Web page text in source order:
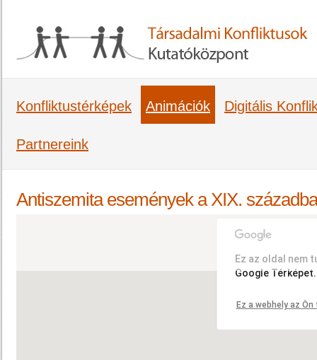
Konfliktustérképek Animációk Digitális
Partnereink
Antiszemita események a XIX.
Ez az oldal nem
Google Térképet.
Ez a webhely az